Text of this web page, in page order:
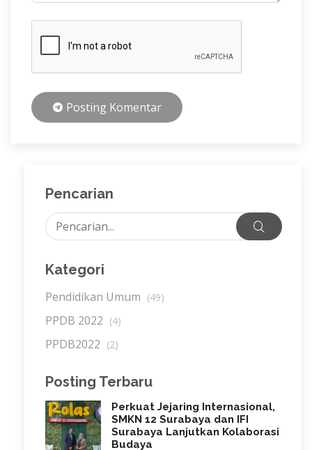
Posting Komentar
Pencarian
Kategori
Pendidikan Umum (49)
PPDB 2022 (4)
PPDB2022 (2)
Posting Terbaru
Perkuat Jejaring Internasional,
SMKN 12 Surabaya dan IFI
Surabaya Lanjutkan Kolaborasi
Budaya